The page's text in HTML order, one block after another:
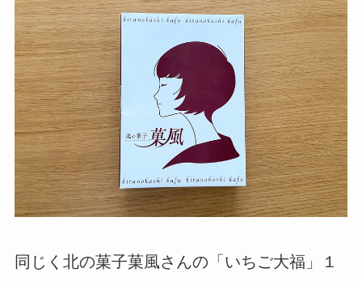
同じく北の菓子菓風さんの「いちご大福」１